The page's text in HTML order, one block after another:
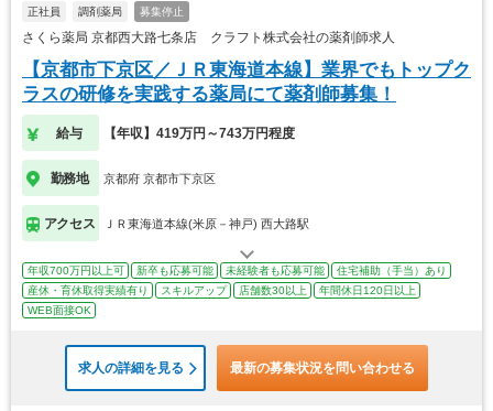
正社員 調剤薬局 募集停止
さくら薬局 京都西大路七条店 クラフト株式会社の薬剤師求人
【京都市下京区／ＪＲ東海道本線】業界でもトップク
ラスの研修を実践する薬局にて薬剤師募集！
給与 【年収】419万円～743万円程度
勤務地 京都府 京都市下京区
アクセス ＪＲ東海道本線(米原－神戸) 西大路駅
年収700万円以上可 新卒も応募可能 未経験者も応募可能
住宅補助（手当）あり
産休・育休取得実績有り
スキルアップ 店舗数30以上
年間休日120日以上
WEB面接OK
求人の詳細を見る 最新の募集状況を問い合わせる